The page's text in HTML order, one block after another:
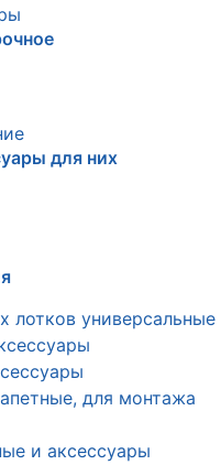
для них
лотков универсальные
для монтажа
и аксессуары